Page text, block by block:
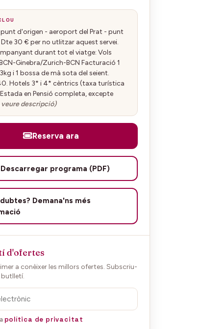
d'origen - aeroport del Prat - punt
30 € per no utlitzar aquest servei.
durant tot el viatge: Vols
Ginebra/Zurich-BCN Facturació 1
i 1 bossa de mà sota del seient.
Hotels 3* i 4* cèntrics (taxa turística
en Pensió completa, excepte
veure descripció)
Reserva ara
Descarregar programa (PDF)
Demana'ns més
d'ofertes
a conèixer les millors ofertes. Subscriu-
política de privacitat